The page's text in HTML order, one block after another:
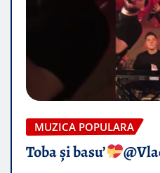
MUZICA POPULARA
Toba și basu’